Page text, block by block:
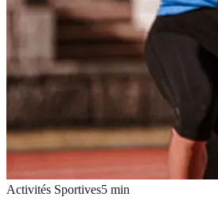
Activités Sportives5 min